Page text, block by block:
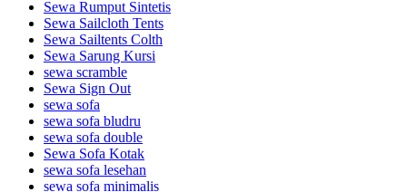
Sewa Rumput Sintetis
Sewa Sailcloth Tents
Sewa Sailtents Colth
Sewa Sarung Kursi
sewa scramble
Sewa Sign Out
sewa sofa
sewa sofa bludru
sewa sofa double
Sewa Sofa Kotak
sewa sofa lesehan
sewa sofa minimalis